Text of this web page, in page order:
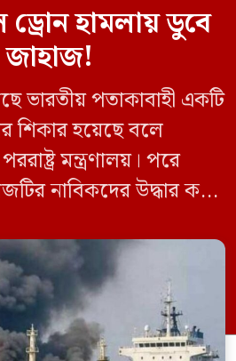
হামলায় ডুবে
জাহাজ!
ভারতীয় পতাকাবাহী একটি
শিকার হয়েছে বলে
মন্ত্রণালয়। পরে
নাবিকদের উদ্ধার করে
যায় ওই জাহাজটি।
(Haji Ali) নামের
হামলার ঘটনায় তীব্র
নয়াদিল্লি। প্রাথমিক […]